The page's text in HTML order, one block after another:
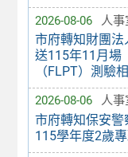
2026-08-06 人事
市府轉知財團
送115年11月場
（FLPT）測驗
2026-08-06 人事
市府轉知保安
115學年度2歲